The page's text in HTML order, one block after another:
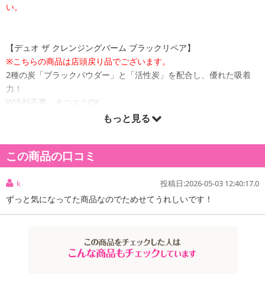
い。
【デュオ ザ クレンジングバーム ブラックリペア】
※こちらの商品は店頭戻り品でございます。
2種の炭「ブラックパウダー」と「活性炭」を配合し、優れた吸着
力！
W洗顔不要、まつエクOK
大自然の山々から採取された備長炭を微粒子化した、豊富なミネラ
サイズの異なる2種の炭をW配合することにより毛穴に詰まった汚れ
と余分な皮脂や汚れをしっかり吸着します。
爽やかなシトラス精油の香り。
原産国(最終加工地):日本
酸PEG－20グリセリル、合成ワックス、イソノナン酸イソトリデシル、イソステアリン酸PEG
－6グリセリル、ヒマワリ種子油、グリチルレチン酸ステアリル、アルガニアスピノサ核油、酢
もっと見る
この商品の口コミ
k 投稿日:2026-05-03 12:40:17.0
ずっと気になってた商品なのでためせてうれしいです！